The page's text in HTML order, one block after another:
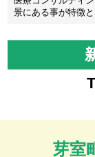
景にある事が特徴と
芽室